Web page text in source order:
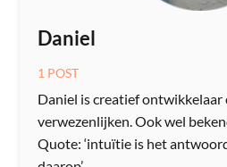
Daniel
1 POST
Daniel is creatief ontwikkelaar
verwezenlijken. Ook wel
Quote: ‘intuïtie is het